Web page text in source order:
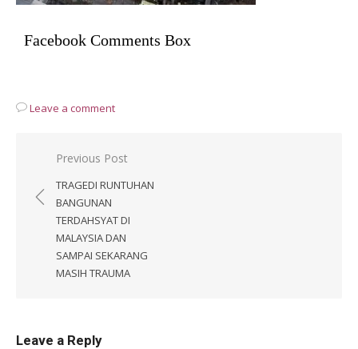
Facebook Comments Box
Leave a comment
Post
navigation
Previous Post
TRAGEDI RUNTUHAN
BANGUNAN
TERDAHSYAT DI
MALAYSIA DAN
SAMPAI SEKARANG
MASIH TRAUMA
Leave a Reply